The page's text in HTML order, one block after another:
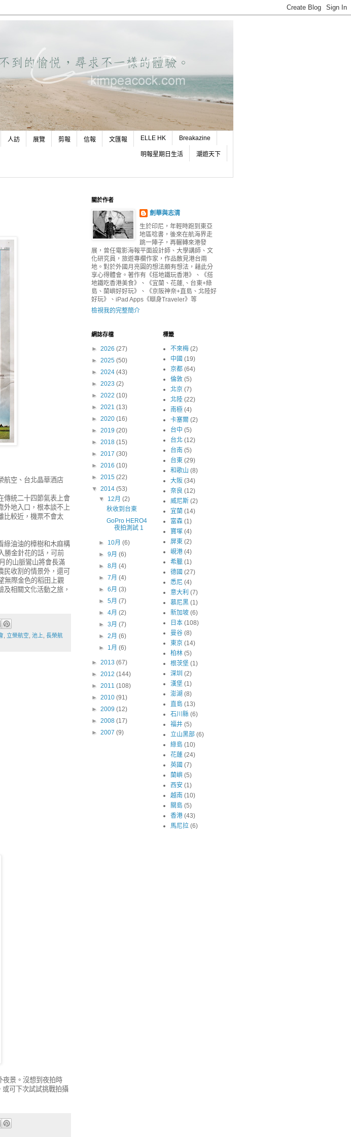
人訪 展覽 剪報 信報 文匯報 ELLE HK Breakazine
明報星期日生活 潮遊天下
航空、台北晶華酒店
傳統二十四節氣表上會
外地入口，根本談不上
比較近，機票不會太
綠油油的樟樹和木麻構
勝金針花的話，可前
的山脈鸞山將會長滿
收割的情景外，還可
無際金色的稻田上觀
相關文化活動之旅，
立榮航空 池上 長榮航
夜景。沒想到夜拍時
或可下次試試挑戰拍攝
關於作者
劍華與志清
生於印尼，年輕時跑到東亞
地區唸書，後來在航海界走
跳一陣子，再輾轉來港發
展，曾任電影海報平面設計師、大學講師、文
化研究員，旅遊專欄作家，作品散見港台兩
地。對於外國月亮圓的想法頗有想法，藉此分
享心得體會。著作有《搭地鐵玩香港》、《搭
地鐵吃香港美食》、《宜蘭、花蓮,、台東+綠
島、蘭嶼好好玩》、《京阪神奈+直島、北陸好
好玩》、iPad Apps《瞓身Traveler》等
檢視我的完整簡介
網誌存檔
► 2026 (27)
► 2025 (50)
► 2024 (43)
► 2023 (2)
► 2022 (10)
► 2021 (13)
► 2020 (16)
► 2019 (20)
► 2018 (15)
► 2017 (30)
► 2016 (10)
► 2015 (22)
▼ 2014 (53)
▼ 12月(2)
秋收到台東
GoPro HERO4
夜拍測試 1
► 10月(6)
►9月(6)
►8月(4)
►7月(4)
►6月(3)
►5月(7)
►4月(2)
►3月(7)
►2月(6)
► 1月(6)
► 2013 (67)
► 2012 (144)
► 2011 (108)
► 2010 (91)
► 2009 (12)
► 2008 (17)
► 2007 (9)
標籤
不來梅 (2)
中國 (19)
京都 (64)
倫敦 (5)
北京 (7)
北陸 (22)
南極 (4)
卡塞爾 (2)
台中 (5)
台北 (12)
台南 (5)
台東 (29)
和歌山 (8)
大阪 (34)
奈良 (12)
威尼斯 (2)
宜蘭 (14)
富森 (1)
寶塚 (4)
屏東 (2)
峴港 (4)
希臘 (1)
德國 (27)
悉尼 (4)
意大利 (7)
慕尼黑 (1)
新加坡 (6)
日本 (108)
曼谷 (8)
東京 (14)
柏林 (5)
根茨堡 (1)
深圳 (2)
漢堡 (1)
澎湖 (8)
直島 (13)
石川縣 (6)
福井 (5)
立山黑部 (6)
綠島 (10)
花蓮 (24)
英國 (7)
蘭嶼 (5)
西安 (1)
越南 (10)
關島 (5)
香港 (43)
馬尼拉 (6)